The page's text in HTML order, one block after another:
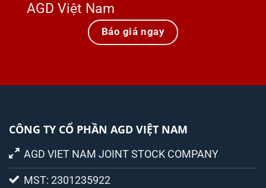
AGD Việt Nam
Báo giá ngay
CÔNG TY CỔ PHẦN AGD VIỆT NAM
AGD VIET NAM JOINT STOCK COMPANY
MST: 2301235922